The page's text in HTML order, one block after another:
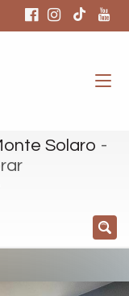
Solaro -